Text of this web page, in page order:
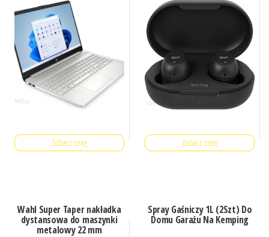
Zobacz cenę Zobacz cenę
Wahl Super Taper nakładka
dystansowa do maszynki
metalowy 22 mm
Spray Gaśniczy 1L (2Szt) Do
Domu Garażu Na Kemping